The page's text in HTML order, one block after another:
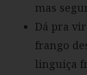
mas
Dá pra
frango
linguiça